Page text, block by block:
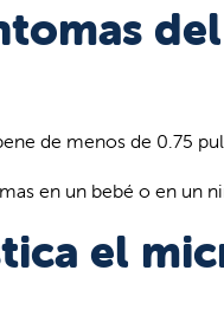
de menos de 0.75
en un bebé o en un
el